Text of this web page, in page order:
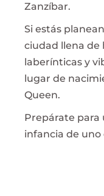
Zanzíbar.
Si estás
ciudad llena de
laberínticas y
lugar de
Queen.
Prepárate para
infancia de uno